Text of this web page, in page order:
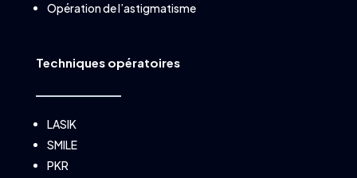
Opération de l’astigmatisme
Techniques opératoires
LASIK
SMILE
PKR